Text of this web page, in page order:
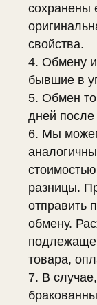
сохранены
свойства.
4. Обмену
бывшие в
5. Обмен
дней после
6. Мы
разницы.
отправить
обмену.
товара,
7. В